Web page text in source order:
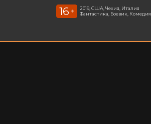
16 +
2019, США, Чехия, Италия
Фантастика, Боевик, Комедия